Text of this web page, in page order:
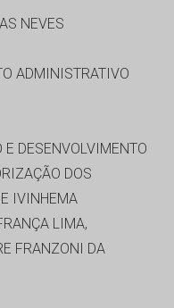
NEVES
ADMINISTRATIVO
E DESENVOLVIMENTO
DOS
IVINHEMA
LIMA,
FRANZONI DA